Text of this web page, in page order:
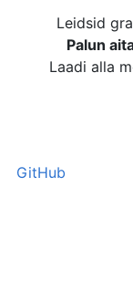
Leidsid
Palun
Laadi alla
GitHub